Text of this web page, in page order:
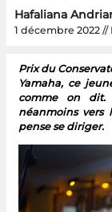
Hafaliana
1 décembre 2022 //
Prix du
Yamaha, ce
comme on dit.
néanmoins vers
pense se diriger.